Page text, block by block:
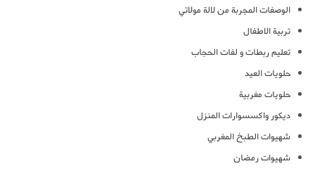
الوصفات المجربة من لالة مولاتي
تربية الاطفال
تعليم ربطات و لفات الحجاب
حلويات العيد
حلويات مغربية
ديكور واكسسوارات المنزل
شهيوات الطبخ المغربي
شهيوات رمضان